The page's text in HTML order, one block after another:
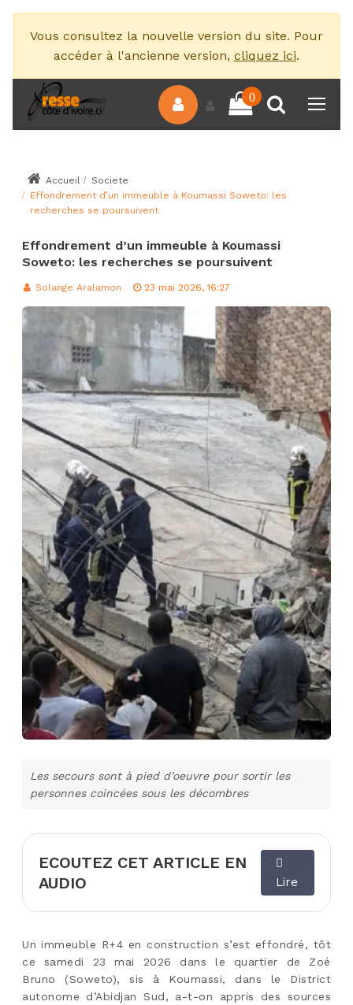
Vous consultez la nouvelle version du site. Pour
accéder à l'ancienne version, cliquez ici.
0
Accueil
Societe
Effondrement d’un immeuble à Koumassi Soweto: les
recherches se poursuivent
Effondrement d’un immeuble à Koumassi
Soweto: les recherches se poursuivent
Solange Aralamon 23 mai 2026, 16:27
Les secours sont à pied d’oeuvre pour sortir les
personnes coincées sous les décombres
ECOUTEZ CET ARTICLE EN
AUDIO
Lire
Un immeuble R+4 en construction s’est effondré, tôt
ce samedi 23 mai 2026 dans le quartier de Zoé
Bruno (Soweto), sis à Koumassi, dans le District
autonome d’Abidjan Sud, a-t-on appris des sources